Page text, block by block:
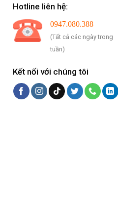
Hotline liên hệ:
0947.080.388
(Tất cả các ngày trong
tuần)
Kết nối với chúng tôi